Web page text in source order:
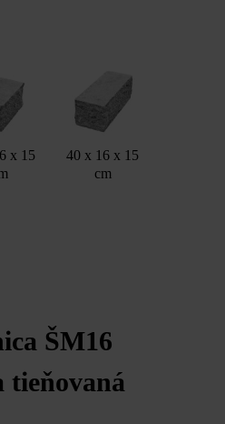
x 15
40 x 16 x 15
cm
ŠM16
tieňovaná